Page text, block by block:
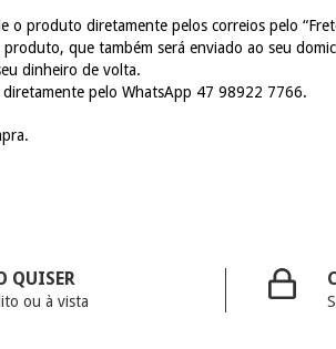
o produto diretamente pelos correios pelo
que também será enviado ao seu
dinheiro de volta.
pelo WhatsApp 47 98922 7766.
QUISER
ou à vista